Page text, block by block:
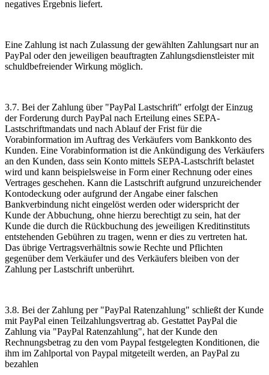
negatives Ergebnis liefert.
Eine Zahlung ist nach Zulassung der gewählten Zahlungsart nur an
PayPal oder den jeweiligen beauftragten Zahlungsdienstleister mit
schuldbefreiender Wirkung möglich.
3.7. Bei der Zahlung über "PayPal Lastschrift" erfolgt der Einzug
der Forderung durch PayPal nach Erteilung eines SEPA-
Lastschriftmandats und nach Ablauf der Frist für die
Vorabinformation im Auftrag des Verkäufers vom Bankkonto des
Kunden. Eine Vorabinformation ist die Ankündigung des Verkäufers
an den Kunden, dass sein Konto mittels SEPA-Lastschrift belastet
wird und kann beispielsweise in Form einer Rechnung oder eines
Vertrages geschehen. Kann die Lastschrift aufgrund unzureichender
Kontodeckung oder aufgrund der Angabe einer falschen
Bankverbindung nicht eingelöst werden oder widerspricht der
Kunde der Abbuchung, ohne hierzu berechtigt zu sein, hat der
Kunde die durch die Rückbuchung des jeweiligen Kreditinstituts
entstehenden Gebühren zu tragen, wenn er dies zu vertreten hat.
Das übrige Vertragsverhältnis sowie Rechte und Pflichten
gegenüber dem Verkäufer und des Verkäufers bleiben von der
Zahlung per Lastschrift unberührt.
3.8. Bei der Zahlung per "PayPal Ratenzahlung" schließt der Kunde
mit PayPal einen Teilzahlungsvertrag ab. Gestattet PayPal die
Zahlung via "PayPal Ratenzahlung", hat der Kunde den
Rechnungsbetrag zu den vom Paypal festgelegten Konditionen, die
ihm im Zahlportal von Paypal mitgeteilt werden, an PayPal zu
bezahlen